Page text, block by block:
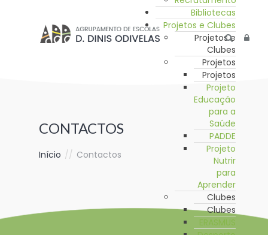
Bibliotecas
Projetos e Clubes
Projetos e
Clubes
Projetos
Projetos
Projeto
Educação
para a
Saúde
PADDE
Projeto
Nutrir
para
Aprender
Clubes
Clubes
ERASMUS
CONTACTOS
Início // Contactos